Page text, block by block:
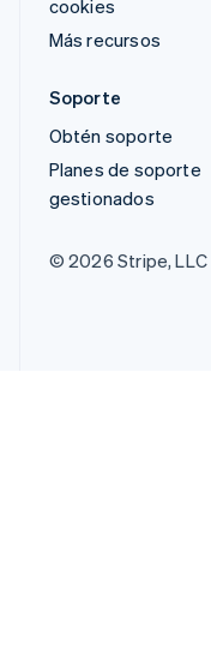
cookies
Más recursos
Soporte
Obtén soporte
Planes de soporte
gestionados
© 2026 Stripe, LLC